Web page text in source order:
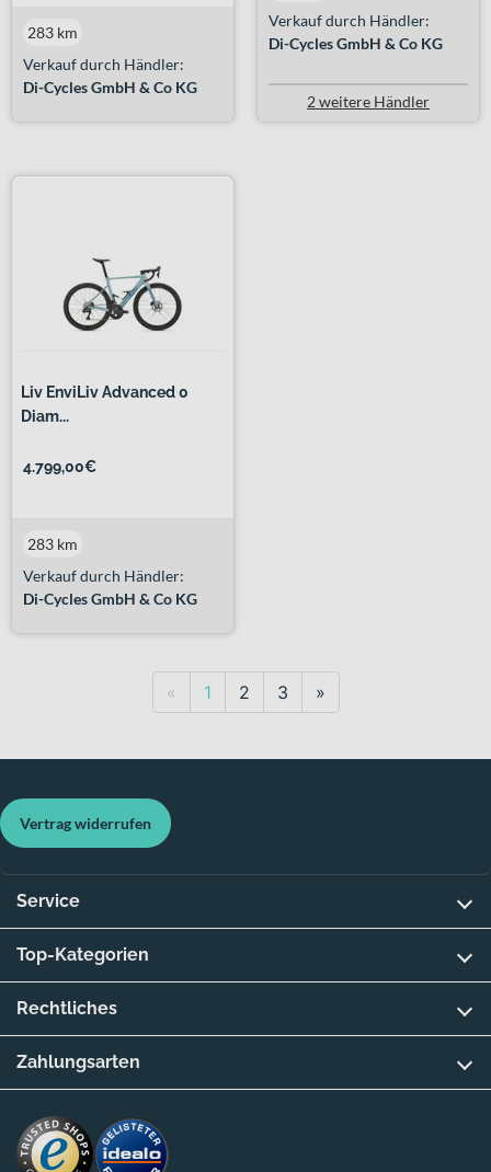
Verkauf durch Händler:
Di-Cycles GmbH & Co KG
283 km
Verkauf durch Händler:
Di-Cycles GmbH & Co KG
2 weitere Händler
Liv EnviLiv Advanced 0
Diam...
4.799,00€
Verkauf durch Händler:
Di-Cycles GmbH & Co KG
283 km
« Previous
1 2 3 »Next
Vertrag widerrufen
Service
Top-Kategorien
Rechtliches
Zahlungsarten